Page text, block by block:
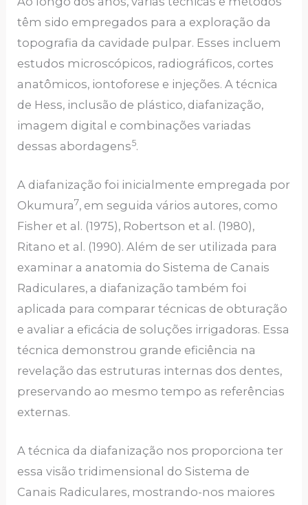
têm sido empregados para a exploração da
topografia da cavidade pulpar. Esses incluem
estudos microscópicos, radiográficos, cortes
anatômicos, iontoforese e injeções. A técnica
de Hess, inclusão de plástico, diafanização,
imagem digital e combinações variadas
dessas abordagens5.
A diafanização foi inicialmente empregada por
Okumura7, em seguida vários autores, como
Fisher et al. (1975), Robertson et al. (1980),
Ritano et al. (1990). Além de ser utilizada para
examinar a anatomia do Sistema de Canais
Radiculares, a diafanização também foi
aplicada para comparar técnicas de obturação
e avaliar a eficácia de soluções irrigadoras. Essa
técnica demonstrou grande eficiência na
revelação das estruturas internas dos dentes,
preservando ao mesmo tempo as referências
externas.
A técnica da diafanização nos proporciona ter
essa visão tridimensional do Sistema de
Canais Radiculares, mostrando-nos maiores